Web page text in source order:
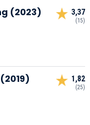
(2023) 3,37
(15)
1,82
(25)